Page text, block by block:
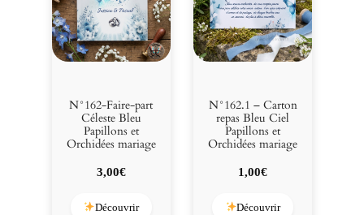
N°162-Faire-part
Céleste Bleu
Papillons et
Orchidées mariage
3,00€
Découvrir
N°162.1 – Carton
repas Bleu Ciel
Papillons et
Orchidées mariage
1,00€
Découvrir